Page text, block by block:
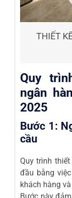
THIẾT
Quy
ngân
2025
Bước 1:
cầu
Quy trình
đầu bằng
khách hàng
Bước này